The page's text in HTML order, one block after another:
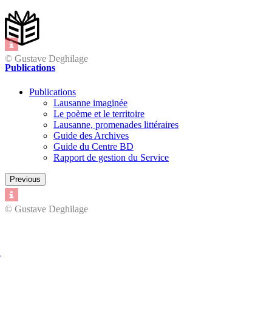
© Gustave Deghilage
© Gustave Deghilage
Publications
Publications
Lausanne imaginée
Le poème et le territoire
Lausanne, promenades littéraires
Guide des Archives
Guide du Centre BD
Rapport de gestion du Service
Previous